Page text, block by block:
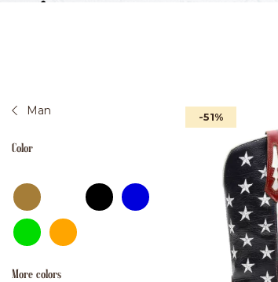
Man
Color
More colors
-51%